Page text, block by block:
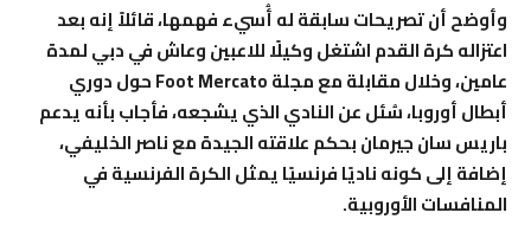
وأوضح أن تصريحات سابقة له أُسيء فهمها، قائلاً إنه بعد
اعتزاله كرة القدم اشتغل وكيلًا للاعبين وعاش في دبي لمدة
عامين، وخلال مقابلة مع مجلة Foot Mercato حول دوري
أبطال أوروبا، سُئل عن النادي الذي يشجعه، فأجاب بأنه يدعم
باريس سان جيرمان بحكم علاقته الجيدة مع ناصر الخليفي،
إضافة إلى كونه ناديًا فرنسيًا يمثل الكرة الفرنسية في
المنافسات الأوروبية.